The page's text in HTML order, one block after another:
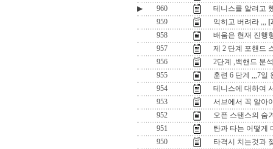
▶
960
테니스를 알려고
959
익히고 버려라 ,,,
958
배움은 현재 진행
957
제 2 단계 포핸드
956
2단계 ,백핸드 분
955
훈련 6 단계 ,,,7일
954
테니스에 대하여
953
서브에서 꼭 알아
952
오픈 스탠스의 숨
951
탄과 타는 어떻게
950
타격시 치는것과